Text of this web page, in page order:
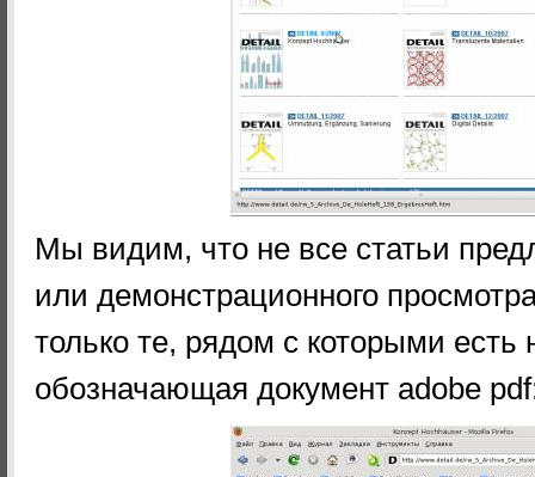
Мы видим, что не все статьи
или демонстрационного
только те, рядом с которыми есть
обозначающая документ adobe